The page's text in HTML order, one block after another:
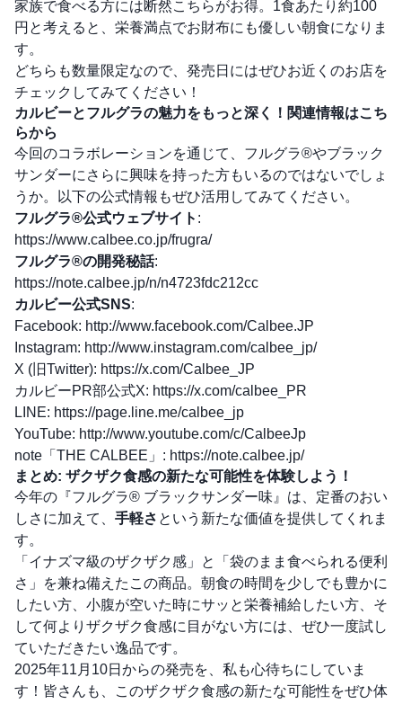
家族で食べる方には断然こちらがお得。1食あたり約100
円と考えると、栄養満点でお財布にも優しい朝食になりま
す。
どちらも数量限定なので、発売日にはぜひお近くのお店を
チェックしてみてください！
カルビーとフルグラの魅力をもっと深く！関連情報はこち
らから
今回のコラボレーションを通じて、フルグラ®やブラック
サンダーにさらに興味を持った方もいるのではないでしょ
うか。以下の公式情報もぜひ活用してみてください。
フルグラ®公式ウェブサイト :
https://www.calbee.co.jp/frugra/
フルグラ®の開発秘話:
https://note.calbee.jp/n/n4723fdc212cc
カルビー公式SNS:
Facebook: http://www.facebook.com/Calbee.JP
Instagram: http://www.instagram.com/calbee_jp/
X (旧Twitter): https://x.com/Calbee_JP
カルビーPR部公式X: https://x.com/calbee_PR
LINE: https://page.line.me/calbee_jp
YouTube: http://www.youtube.com/c/CalbeeJp
note「THE CALBEE」: https://note.calbee.jp/
まとめ: ザクザク食感の新たな可能性を体験しよう！
今年の『フルグラ® ブラックサンダー味』は、定番のおい
しさに加えて、 手軽さ という新たな価値を提供してくれま
す。
「イナズマ級のザクザク感」と「袋のまま食べられる便利
さ」を兼ね備えたこの商品。朝食の時間を少しでも豊かに
したい方、小腹が空いた時にサッと栄養補給したい方、そ
して何よりザクザク食感に目がない方には、ぜひ一度試し
ていただきたい逸品です。
2025年11月10日からの発売を、私も心待ちにしていま
す！皆さんも、このザクザク食感の新たな可能性をぜひ体